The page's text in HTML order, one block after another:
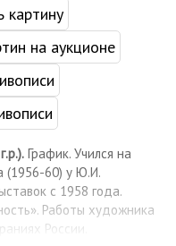
картину
на аукционе
График. Учился на
(1956-60) у Ю.И.
с 1958 года.
Работы художника
России.